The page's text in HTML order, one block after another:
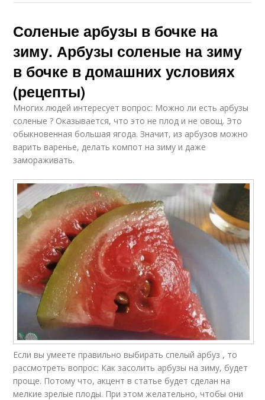
Соленые арбузы в бочке на
зиму. Арбузы соленые на зиму
в бочке в домашних условиях
(рецепты)
Многих людей интересует вопрос: Можно ли есть арбузы
соленые ? Оказывается, что это не плод и не овощ. Это
обыкновенная большая ягода. Значит, из арбузов можно
варить варенье, делать компот на зиму и даже
замораживать.
Если вы умеете правильно выбирать спелый арбуз , то
рассмотреть вопрос: Как засолить арбузы на зиму, будет
проще. Потому что, акцент в статье будет сделан на
мелкие зрелые плоды. При этом желательно, чтобы они